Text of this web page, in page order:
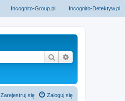
Incognito-Detektyw.pl
Incognito-Group.pl
Szukaj
Zaloguj się
Zarejestruj się